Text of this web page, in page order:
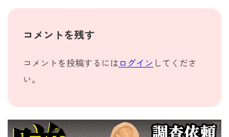
コメントを残す
コメントを投稿するには ログイン してくださ
い。